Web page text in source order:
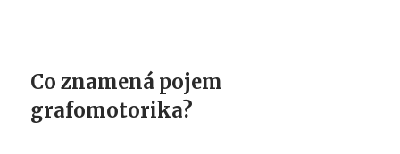
Co znamená pojem
grafomotorika?